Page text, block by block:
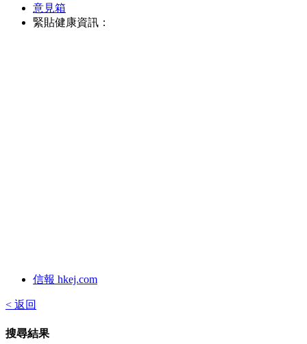
意見箱
緊貼健康資訊：
信報 hkej.com
< 返回
搜尋結果